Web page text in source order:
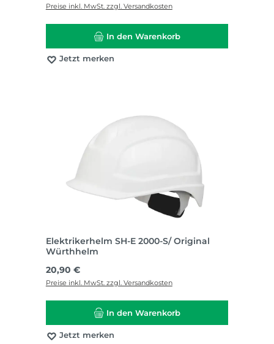
Preise inkl. MwSt. zzgl. Versandkosten
In den Warenkorb
Jetzt merken
Elektrikerhelm SH-E 2000-S/ Original
Würthhelm
Regulärer Preis:
20,90 €
Preise inkl. MwSt. zzgl. Versandkosten
In den Warenkorb
Jetzt merken